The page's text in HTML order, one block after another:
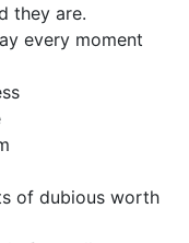
they are.
every moment
of dubious worth